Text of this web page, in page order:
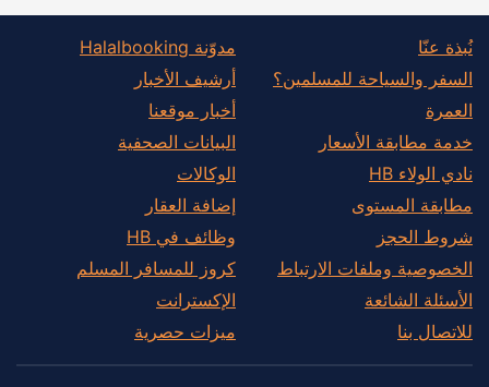
نُبذة عنّا
السفر والسياحة للمسلمين؟
العمرة
خدمة مطابقة الأسعار
نادي الولاء HB
مطابقة المستوى
شروط الحجز
الخصوصية وملفات الارتباط
الأسئلة الشائعة
للاتصال بنا
مدوّنة Halalbooking
أرشيف الأخبار
أخبار موقعنا
البيانات الصحفية
الوكالات
إضافة العقار
وظائف في HB
كروز للمسافر المسلم
الإكسترانت
ميزات حصرية